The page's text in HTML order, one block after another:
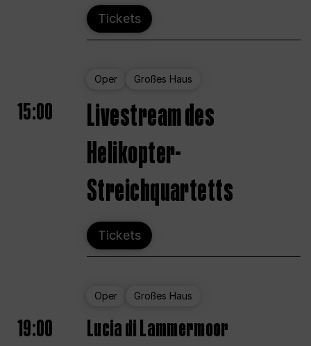
Tickets
Oper Großes Haus
15:00
Livestream des
Helikopter-
Streichquartetts
Tickets
Oper Großes Haus
19:00 Lucia di Lammermoor